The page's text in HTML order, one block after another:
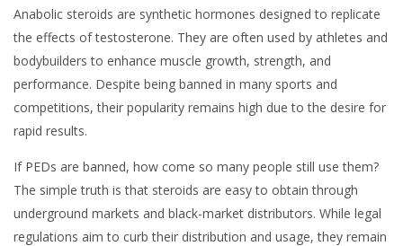
Anabolic steroids are synthetic hormones designed to replicate
the effects of testosterone. They are often used by athletes and
bodybuilders to enhance muscle growth, strength, and
performance. Despite being banned in many sports and
competitions, their popularity remains high due to the desire for
rapid results.
If PEDs are banned, how come so many people still use them?
The simple truth is that steroids are easy to obtain through
underground markets and black-market distributors. While legal
regulations aim to curb their distribution and usage, they remain